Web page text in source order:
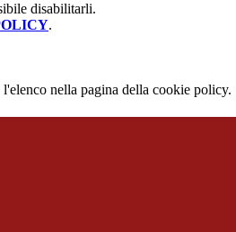
disabilitarli.
.
nella pagina della cookie policy.